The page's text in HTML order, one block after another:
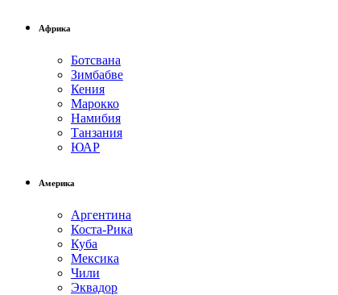
Африка
Ботсвана
Зимбабве
Кения
Марокко
Намибия
Танзания
ЮАР
Америка
Аргентина
Коста-Рика
Куба
Мексика
Чили
Эквадор